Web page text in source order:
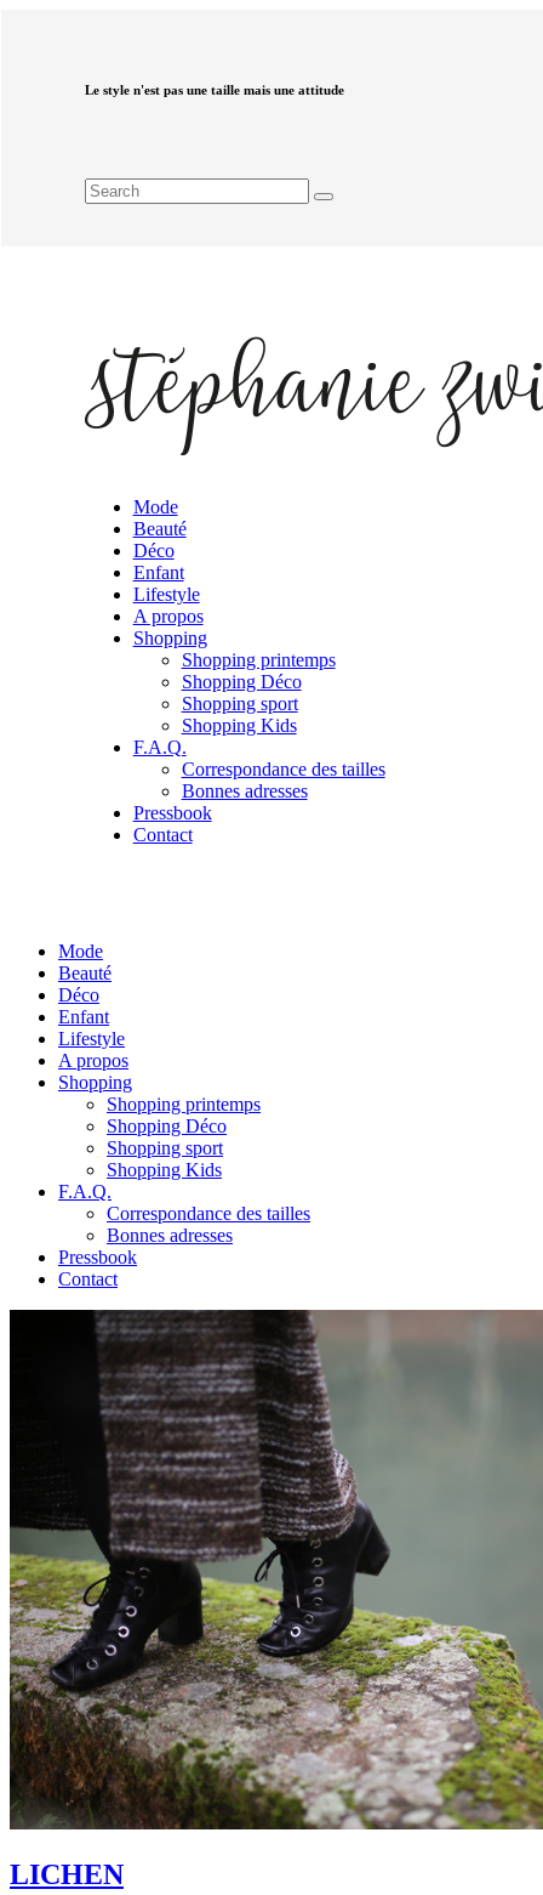
Le style n'est pas une taille mais une attitude
Mode
Beauté
Déco
Enfant
Lifestyle
A propos
Shopping
Shopping printemps
Shopping Déco
Shopping sport
Shopping Kids
F.A.Q.
Correspondance des tailles
Bonnes adresses
Pressbook
Contact
Mode
Beauté
Déco
Enfant
Lifestyle
A propos
Shopping
Shopping printemps
Shopping Déco
Shopping sport
Shopping Kids
F.A.Q.
Correspondance des tailles
Bonnes adresses
Pressbook
Contact
LICHEN